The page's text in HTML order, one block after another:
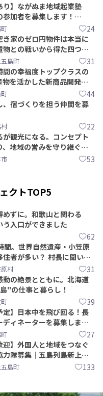
り】ながぬま地域起業塾
参加者を募集します！
24
き家のゼロ円物件は本当に
物との戦いから得た四つの
島町
島町 31
間の幸福度トップクラスの
物を活かした新商品開発＆
集！
44
、宿づくりを担う仲間を募
22
が観光になる。コンセプト
、地域の営みを守り継ぐ仲
か？
53
クトTOP5
めずに。和歌山と関わる
う入口ができました
62
間。世界自然遺産・小笠原
住者が多い？ 村長に聞いて
村 31
動の絶景とともに。北海道
"の仕事と暮らし！
39
定】日本中を飛び回る！長
ディネーターを募集しま
27
迎】外国人と地域をつなぐ
力隊募集｜五島列島新上五
島町 133